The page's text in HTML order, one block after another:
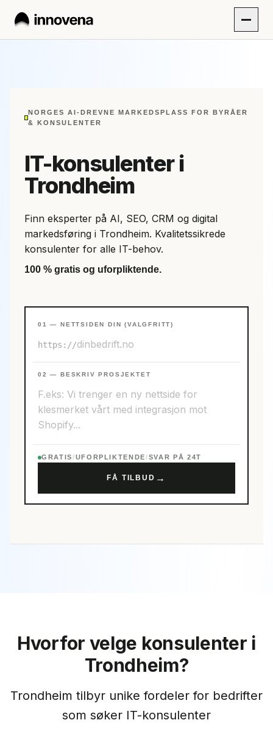
NORGES AI-DREVNE MARKEDSPLASS FOR BYRÅER
& KONSULENTER
IT-konsulenter i
Trondheim
Finn eksperter på AI, SEO, CRM og digital
markedsføring i Trondheim. Kvalitetssikrede
konsulenter for alle IT-behov.
100 % gratis og uforpliktende.
01 — NETTSIDEN DIN (VALGFRITT)
https://
02 — BESKRIV PROSJEKTET
GRATIS/UFORPLIKTENDE/SVAR PÅ 24T
FÅ TILBUD →
Hvorfor velge konsulenter i
Trondheim?
Trondheim tilbyr unike fordeler for bedrifter
som søker IT-konsulenter